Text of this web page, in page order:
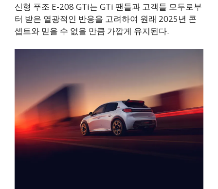
신형 푸조 E-208 GTi는 GTi 팬들과 고객들 모두로부
터 받은 열광적인 반응을 고려하여 원래 2025년 콘
셉트와 믿을 수 없을 만큼 가깝게 유지된다.